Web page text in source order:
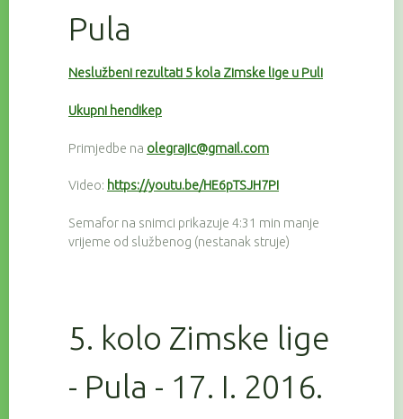
Pula
Neslužbeni rezultati 5 kola Zimske lige u Puli
Ukupni hendikep
Primjedbe na olegrajic@gmail.com
Video: https://youtu.be/HE6pTSJH7PI
Semafor na snimci prikazuje 4:31 min manje
vrijeme od službenog (nestanak struje)
5. kolo Zimske lige
- Pula - 17. I. 2016.